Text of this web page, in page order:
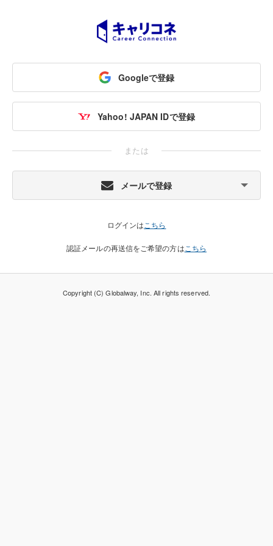
Googleで登録
Yahoo! JAPAN IDで登録
または
メールで登録
ログインは こちら
認証メールの再送信をご希望の方は こちら
Copyright (C) Globalway, Inc. All rights reserved.